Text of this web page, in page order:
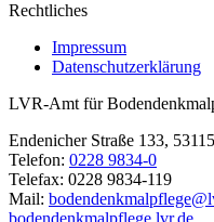
Rechtliches
Impressum
Datenschutzerklärung
LVR-Amt für
Endenicher Straße 133,
Telefon: 0228 9834-0
Telefax: 0228 9834-119
Mail:
bodendenkmalpflege.lvr.de